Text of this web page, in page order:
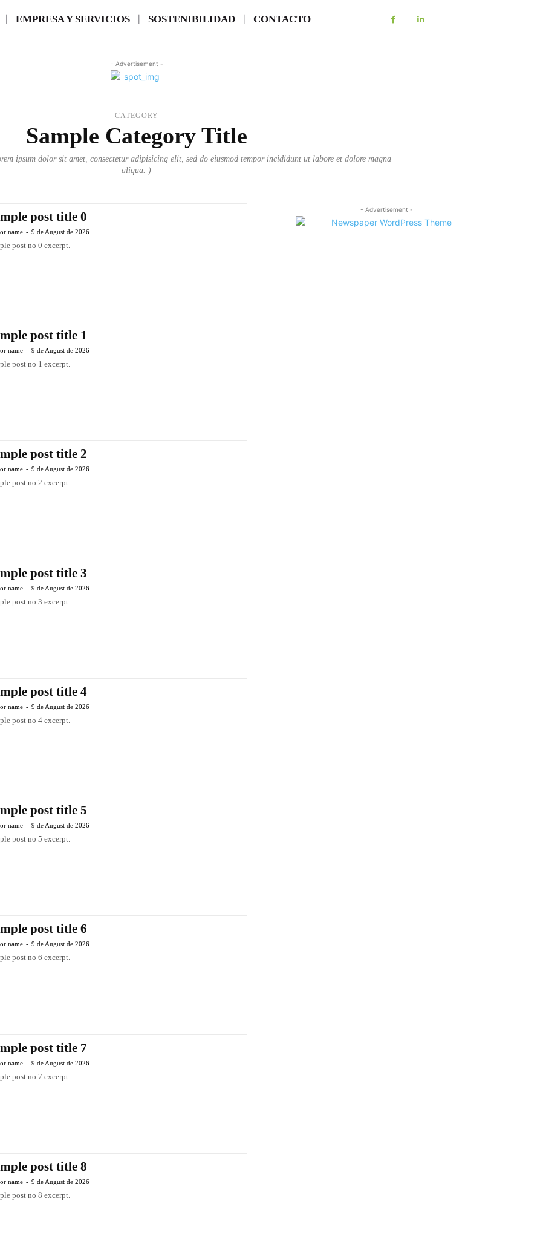
EMPRESA Y SERVICIOS SOSTENIBILIDAD CONTACTO
- Advertisement -
CATEGORY
Sample Category Title
ipsum dolor sit amet, consectetur adipisicing elit, sed do eiusmod tempor incididunt ut labore et dolore magna
aliqua. )
post title 0
name - 9 de August de 2026
post no 0 excerpt.
post title 1
name - 9 de August de 2026
post no 1 excerpt.
post title 2
name - 9 de August de 2026
post no 2 excerpt.
post title 3
name - 9 de August de 2026
post no 3 excerpt.
post title 4
name - 9 de August de 2026
post no 4 excerpt.
post title 5
name - 9 de August de 2026
post no 5 excerpt.
post title 6
name - 9 de August de 2026
post no 6 excerpt.
post title 7
name - 9 de August de 2026
post no 7 excerpt.
post title 8
name - 9 de August de 2026
post no 8 excerpt.
- Advertisement -